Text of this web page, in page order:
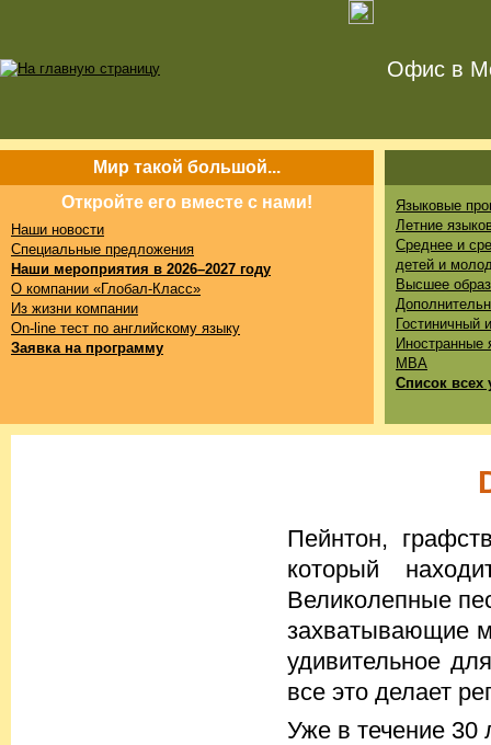
Офис в
Мир такой большой...
Откройте его вместе с нами!
Наши новости
Специальные предложения
Наши мероприятия в 2026–2027 году
О компании «Глобал-Класс»
Из жизни компании
On-line тест по английскому языку
Заявка на программу
Языковые
Летние
Среднее и
детей и
Высшее
Гостиничный
Иностранные
MBA
Список всех
Пейнтон,
который
Великолепные
захватывающие
удивительное
все это делает
Уже в течение 30